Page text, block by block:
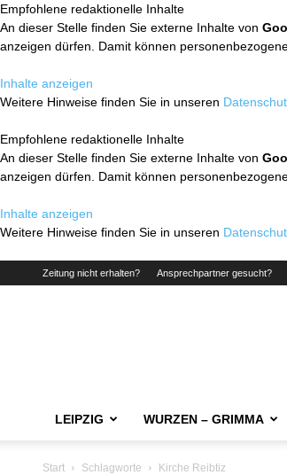
Empfohlene redaktionelle Inhalte
An dieser Stelle finden Sie externe Inhalte von
anzeigen dürfen. Damit können
Inhalte anzeigen
Weitere Hinweise finden Sie in unseren
Empfohlene redaktionelle Inhalte
An dieser Stelle finden Sie externe Inhalte von
anzeigen dürfen. Damit können
Inhalte anzeigen
Weitere Hinweise finden Sie in unseren
Zeitung nicht erhalten? Ansprechpartner gesucht?
LEIPZIG WURZEN – GRIMMA
Start Schlagworte Kirche Reibtiz